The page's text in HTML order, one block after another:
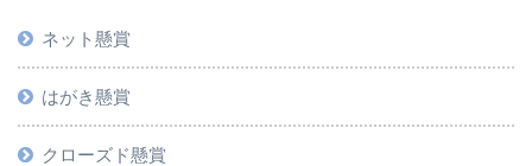
ネット懸賞
はがき懸賞
クローズド懸賞